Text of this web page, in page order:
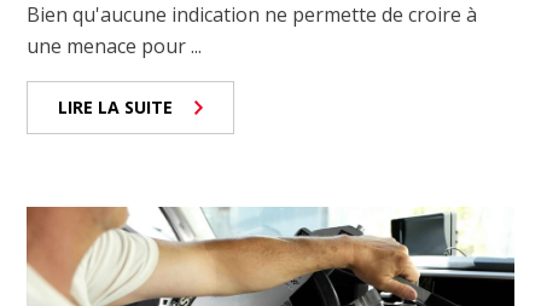
Bien qu'aucune indication ne permette de croire à
une menace pour ...
LIRE LA SUITE